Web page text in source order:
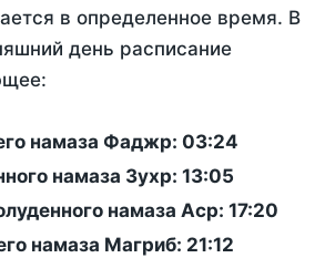
в определенное время. В
день расписание
намаза Фаджр: 03:24
намаза Зухр: 13:05
намаза Аср: 17:20
намаза Магриб: 21:12